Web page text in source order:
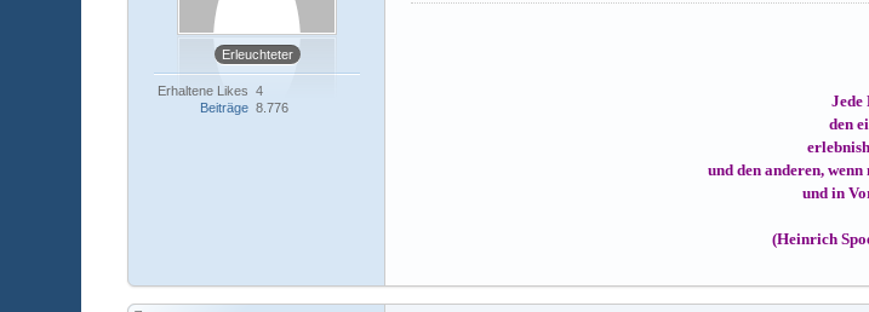
Erleuchteter
Erhaltene Likes 4
Beiträge 8.776
Jede
den
und den anderen,
und in
(Heinrich